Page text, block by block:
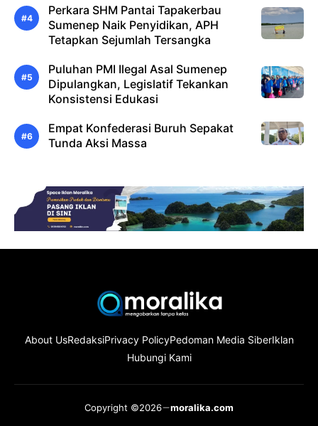
Perkara SHM Pantai Tapakerbau
Sumenep Naik Penyidikan, APH
Tetapkan Sejumlah Tersangka
Puluhan PMI Ilegal Asal Sumenep
Dipulangkan, Legislatif Tekankan
Konsistensi Edukasi
Empat Konfederasi Buruh Sepakat
Tunda Aksi Massa
About UsRedaksiPrivacy PolicyPedoman Media SiberIklan
Hubungi Kami
Copyright ©2026 moralika.com